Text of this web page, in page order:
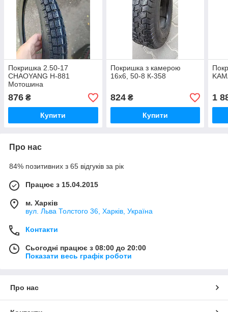
Покришка 2.50-17
CHAOYANG H-881
Мотошина
876 ₴
Купити
Покришка з камерою
16х6, 50-8 К-358
824₴
Купити
1
Про нас
84% позитивних з 65 відгуків за рік
Працює з 15.04.2015
м. Харків
вул. Льва Толстого 36, Харків, Україна
Контакти
Сьогодні працює з 08:00 до 20:00
Показати весь графік роботи
Про нас